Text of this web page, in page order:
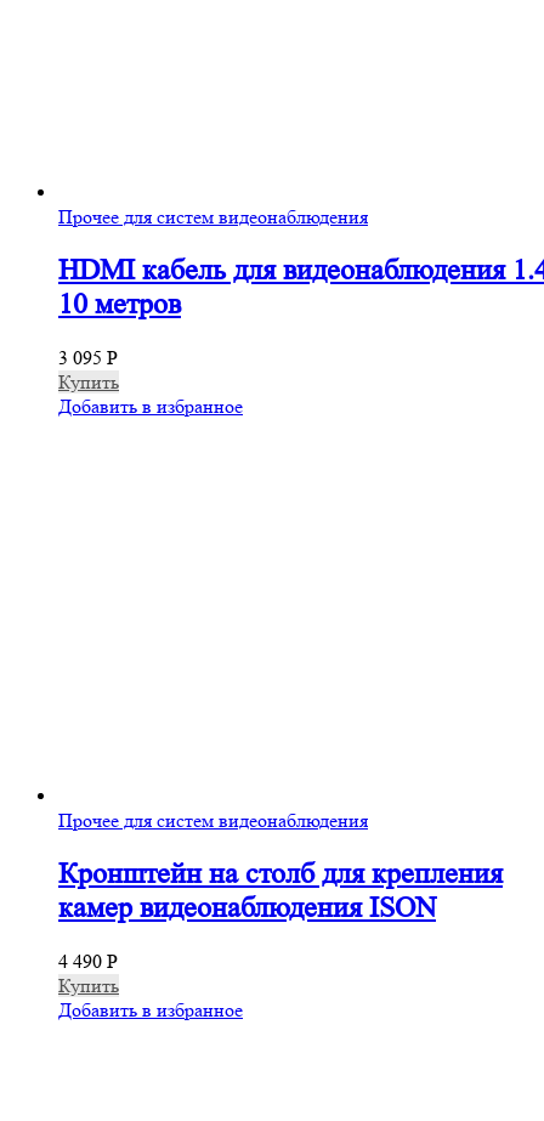
Прочее для систем видеонаблюдения
HDMI кабель для видеонаблюдения
10 метров
3 095 Р
Купить
Добавить в избранное
Прочее для систем видеонаблюдения
Кронштейн на столб для крепления
камер видеонаблюдения ISON
4 490 Р
Купить
Добавить в избранное